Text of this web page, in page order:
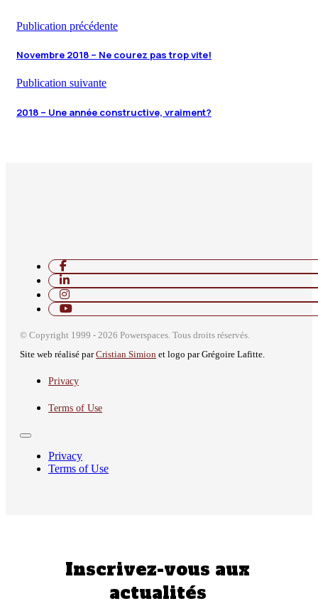
Publication précédente
Novembre 2018 – Ne courez pas trop vite!
Publication suivante
2018 – Une année constructive, vraiment?
© Copyright 1999 - 2026 Powerspaces. Tous droits réservés.
Site web réalisé parCristian Simion et logo par Grégoire Lafitte.
Privacy
Terms of Use
Privacy
Terms of Use
Inscrivez-vous aux
actualités